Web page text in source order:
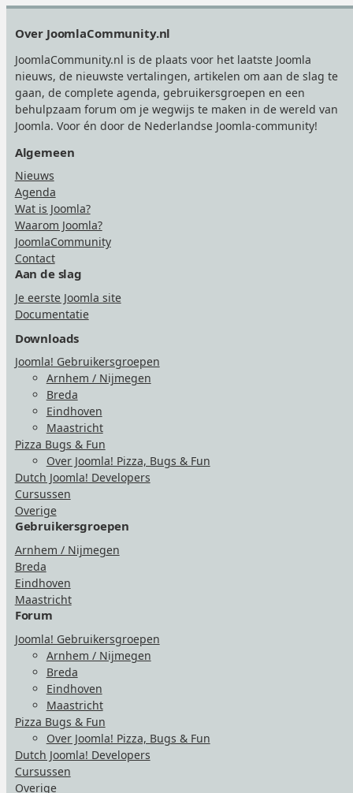
Over JoomlaCommunity.nl
JoomlaCommunity.nl is de plaats voor het laatste Joomla
nieuws, de nieuwste vertalingen, artikelen om aan de slag te
gaan, de complete agenda, gebruikersgroepen en een
behulpzaam forum om je wegwijs te maken in de wereld van
Joomla. Voor én door de Nederlandse Joomla-community!
Algemeen
Nieuws
Agenda
Wat is Joomla?
Waarom Joomla?
JoomlaCommunity
Contact
Aan de slag
Je eerste Joomla site
Documentatie
Downloads
Joomla! Gebruikersgroepen
Arnhem / Nijmegen
Breda
Eindhoven
Maastricht
Pizza Bugs & Fun
Over Joomla! Pizza, Bugs & Fun
Dutch Joomla! Developers
Cursussen
Overige
Gebruikersgroepen
Arnhem / Nijmegen
Breda
Eindhoven
Maastricht
Forum
Joomla! Gebruikersgroepen
Arnhem / Nijmegen
Breda
Eindhoven
Maastricht
Pizza Bugs & Fun
Over Joomla! Pizza, Bugs & Fun
Dutch Joomla! Developers
Cursussen
Overige